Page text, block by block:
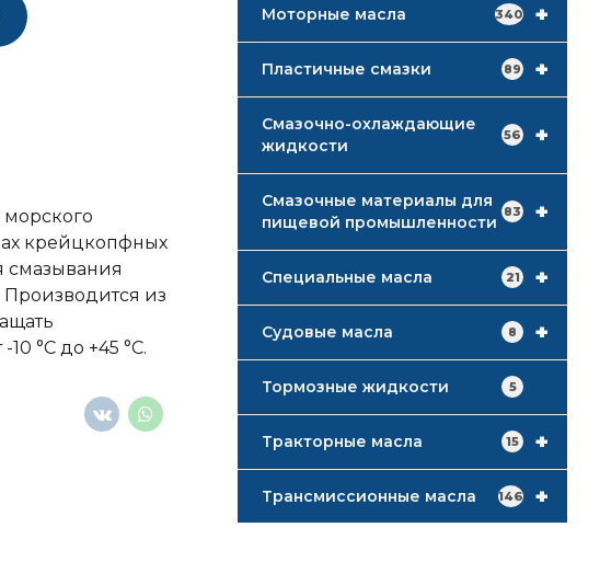
крейцкопфных
смазывания
Производится из
°С до +45 °С.
+
Моторные масла 340
+
Пластичные смазки 89
+
Смазочно-охлаждающие
жидкости
56
+
Смазочные материалы для
пищевой промышленности
83
+
Специальные масла 21
+
Судовые масла 8
Тормозные жидкости 5
+
Тракторные масла 15
+
Трансмиссионные масла 146